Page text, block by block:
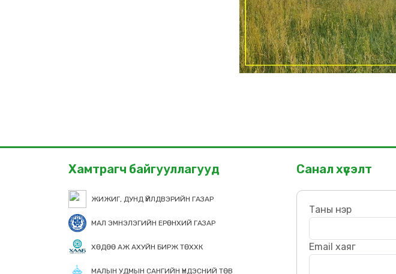
Хамтрагч байгууллагууд
ЖИЖИГ, ДУНД ҮЙЛДВЭРИЙН ГАЗАР
МАЛ ЭМНЭЛЭГИЙН ЕРӨНХИЙ ГАЗАР
ХӨДӨӨ АЖ АХУЙН БИРЖ ТӨХХК
МАЛЫН УДМЫН САНГИЙН ҮНДЭСНИЙ ТӨВ
Санал хүсэлт
Таны нэр
Email хаяг